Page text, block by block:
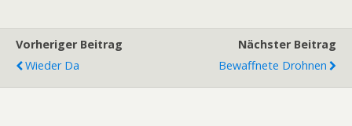
Vorheriger Beitrag
Wieder Da
Nächster Beitrag
Bewaffnete Drohnen